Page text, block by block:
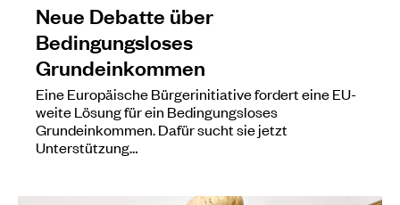
Neue Debatte über
Bedingungsloses
Grundeinkommen
Eine Europäische Bürgerinitiative fordert eine EU-
weite Lösung für ein Bedingungsloses
Grundeinkommen. Dafür sucht sie jetzt
Unterstützung…